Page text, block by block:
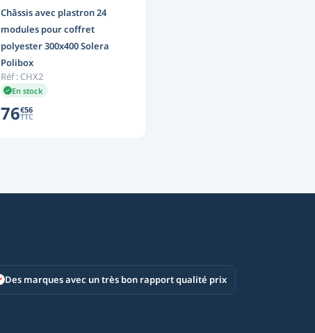
Châssis avec plastron 24
modules pour coffret
polyester 300x400 Solera
Polibox
Réf : CHX2
En stock
76€56
TTC
Des marques avec un très bon rapport qualité prix